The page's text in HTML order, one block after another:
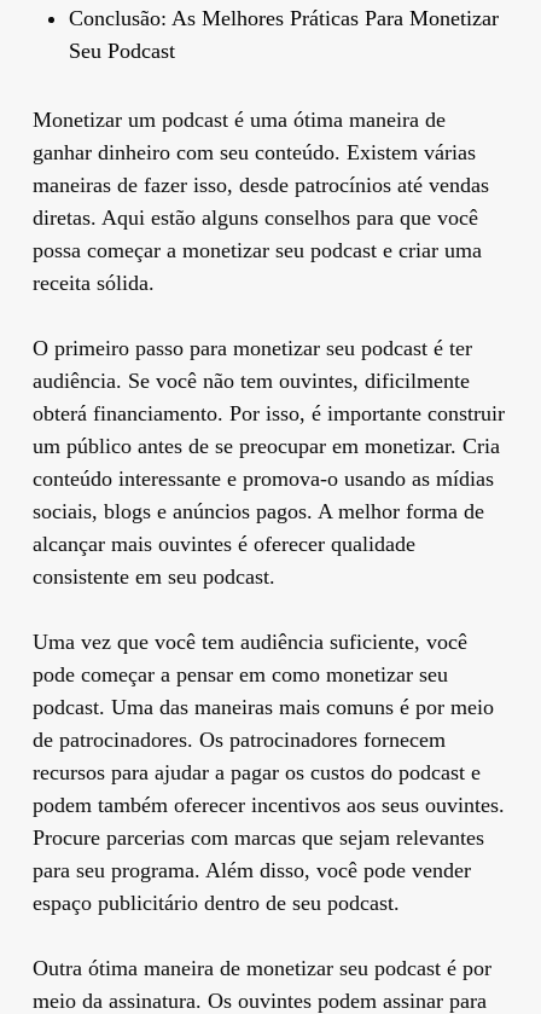
Conclusão: As Melhores Práticas Para Monetizar
Seu Podcast
Monetizar um podcast é uma ótima maneira de
ganhar dinheiro com seu conteúdo. Existem várias
maneiras de fazer isso, desde patrocínios até vendas
diretas. Aqui estão alguns conselhos para que você
possa começar a monetizar seu podcast e criar uma
receita sólida.
O primeiro passo para monetizar seu podcast é ter
audiência. Se você não tem ouvintes, dificilmente
obterá financiamento. Por isso, é importante construir
um público antes de se preocupar em monetizar. Cria
conteúdo interessante e promova-o usando as mídias
sociais, blogs e anúncios pagos. A melhor forma de
alcançar mais ouvintes é oferecer qualidade
consistente em seu podcast.
Uma vez que você tem audiência suficiente, você
pode começar a pensar em como monetizar seu
podcast. Uma das maneiras mais comuns é por meio
de patrocinadores. Os patrocinadores fornecem
recursos para ajudar a pagar os custos do podcast e
podem também oferecer incentivos aos seus ouvintes.
Procure parcerias com marcas que sejam relevantes
para seu programa. Além disso, você pode vender
espaço publicitário dentro de seu podcast.
Outra ótima maneira de monetizar seu podcast é por
meio da assinatura. Os ouvintes podem assinar para